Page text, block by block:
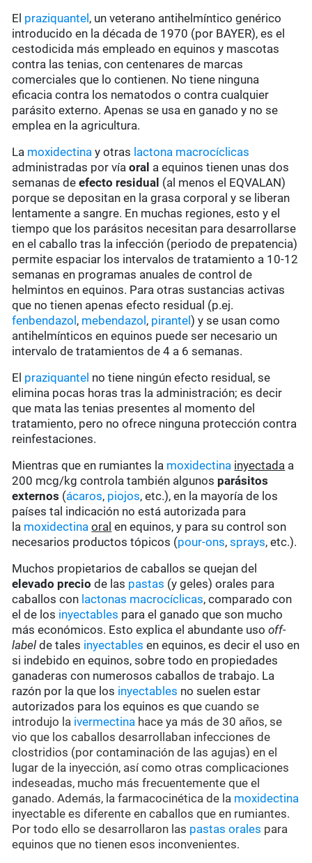
El praziquantel , un veterano antihelmíntico genérico
introducido en la década de 1970 (por BAYER), es el
cestodicida más empleado en equinos y mascotas
contra las tenias, con centenares de marcas
comerciales que lo contienen. No tiene ninguna
eficacia contra los nematodos o contra cualquier
parásito externo. Apenas se usa en ganado y no se
emplea en la agricultura.
La moxidectina y otras lactona macrocíclicas
administradas por víaoral a equinos tienen unas dos
semanas deefecto residual (al menos el EQVALAN)
porque se depositan en la grasa corporal y se liberan
lentamente a sangre. En muchas regiones, esto y el
tiempo que los parásitos necesitan para desarrollarse
en el caballo tras la infección (periodo de prepatencia)
permite espaciar los intervalos de tratamiento a 10-12
semanas en programas anuales de control de
helmintos en equinos. Para otras sustancias activas
que no tienen apenas efecto residual (p.ej.
fenbendazol , mebendazol , pirantel) y se usan como
antihelmínticos en equinos puede ser necesario un
intervalo de tratamientos de 4 a 6 semanas.
El praziquantel no tiene ningún efecto residual, se
elimina pocas horas tras la administración; es decir
que mata las tenias presentes al momento del
tratamiento, pero no ofrece ninguna protección contra
reinfestaciones.
Mientras que en rumiantes la moxidectina inyectada a
200 mcg/kg controla también algunos parásitos
externos (ácaros, piojos, etc.), en la mayoría de los
países tal indicación no está autorizada para
la moxidectina oral en equinos, y para su control son
necesarios productos tópicos (pour-ons,sprays, etc.).
Muchos propietarios de caballos se quejan del
elevado precio de las pastas (y geles) orales para
caballos con lactonas macrocíclicas, comparado con
el de los inyectables para el ganado que son mucho
más económicos. Esto explica el abundante usooff-
label de tales inyectables en equinos, es decir el uso en
si indebido en equinos, sobre todo en propiedades
ganaderas con numerosos caballos de trabajo. La
razón por la que los inyectables no suelen estar
autorizados para los equinos es quecuando se
introdujo la ivermectina hace ya más de 30 años, se
vio que los caballos desarrollaban infecciones de
clostridios (por contaminación de las agujas) en el
lugar de la inyección, así como otras complicaciones
indeseadas, mucho más frecuentemente que el
ganado. Además, la farmacocinética de la moxidectina
inyectable es diferente en caballos que en rumiantes.
Por todo ello se desarrollaron las pastas orales para
equinos que no tienen esos inconvenientes.